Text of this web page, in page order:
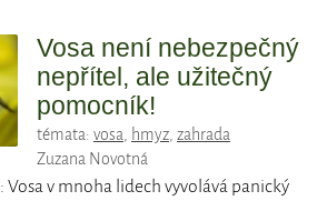
Vosa není nebezpečný
nepřítel, ale užitečný
pomocník!
témata: vosa, hmyz, zahrada
Zuzana Novotná
: Vosa v mnoha lidech vyvolává panický